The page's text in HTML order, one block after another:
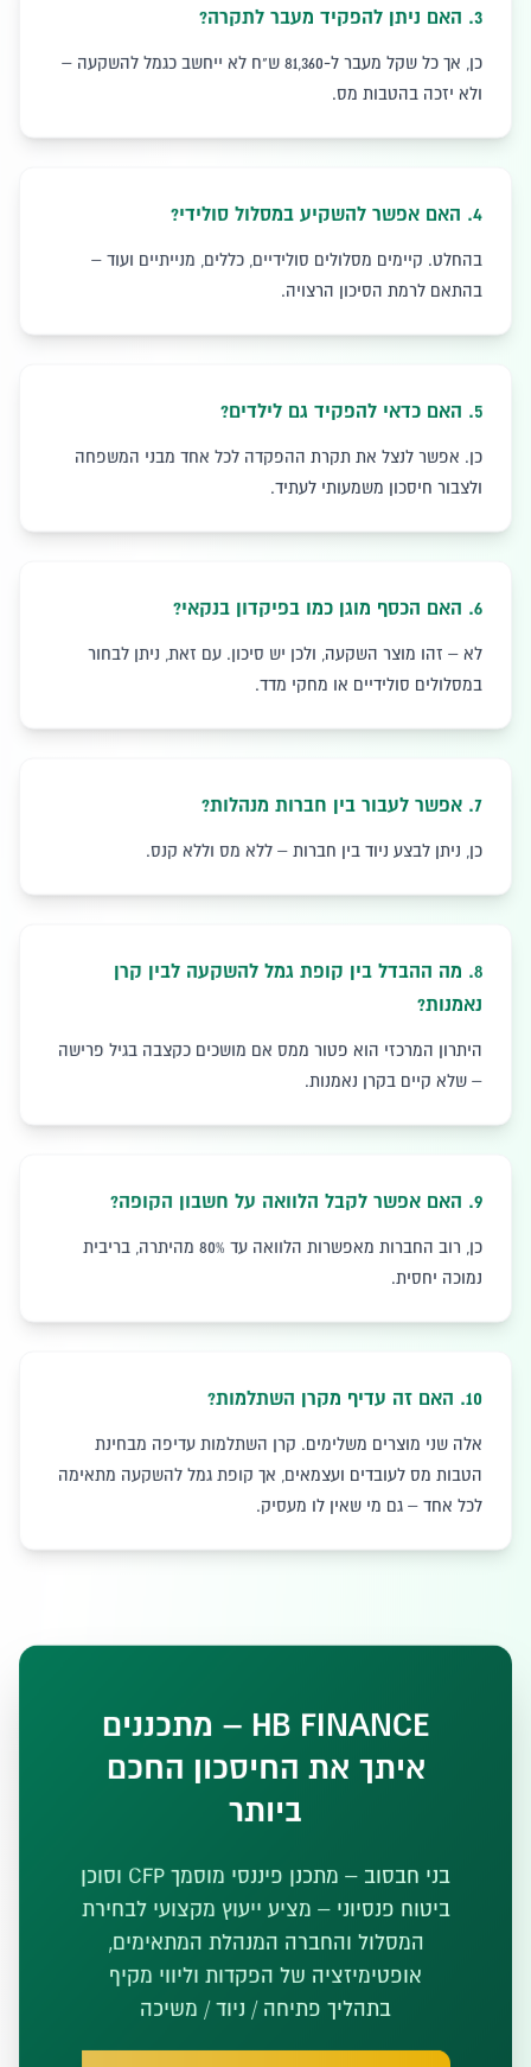
3
. האם ניתן להפקיד מעבר לתקרה?
כן, אך כל שקל מעבר ל-81,360 ש"ח לא ייחשב כגמל להשקעה –
ולא יזכה בהטבות מס.
4
. האם אפשר להשקיע במסלול סולידי?
בהחלט. קיימים מסלולים סולידיים, כללים, מנייתיים ועוד –
בהתאם לרמת הסיכון הרצויה.
5
. האם כדאי להפקיד גם לילדים?
כן. אפשר לנצל את תקרת ההפקדה לכל אחד מבני המשפחה
ולצבור חיסכון משמעותי לעתיד.
6
. האם הכסף מוגן כמו בפיקדון בנקאי?
לא – זהו מוצר השקעה, ולכן יש סיכון. עם זאת, ניתן לבחור
במסלולים סולידיים או מחקי מדד.
7
. אפשר לעבור בין חברות מנהלות?
כן, ניתן לבצע ניוד בין חברות – ללא מס וללא קנס.
8
. מה ההבדל בין קופת גמל להשקעה לבין קרן
נאמנות?
היתרון המרכזי הוא פטור ממס אם מושכים כקצבה בגיל פרישה
– שלא קיים בקרן נאמנות.
9
. האם אפשר לקבל הלוואה על חשבון הקופה?
כן, רוב החברות מאפשרות הלוואה עד 80% מהיתרה, בריבית
נמוכה יחסית.
10
. האם זה עדיף מקרן השתלמות?
אלה שני מוצרים משלימים. קרן השתלמות עדיפה מבחינת
הטבות מס לעובדים ועצמאים, אך קופת גמל להשקעה מתאימה
לכל אחד – גם מי שאין לו מעסיק.
HB FINANCE – מתכננים
איתך את החיסכון החכם
ביותר
בני חבסוב – מתכנן פיננסי מוסמך CFP וסוכן
ביטוח פנסיוני – מציע ייעוץ מקצועי לבחירת
המסלול והחברה המנהלת המתאימים,
אופטימיזציה של הפקדות וליווי מקיף
בתהליך פתיחה / ניוד / משיכה